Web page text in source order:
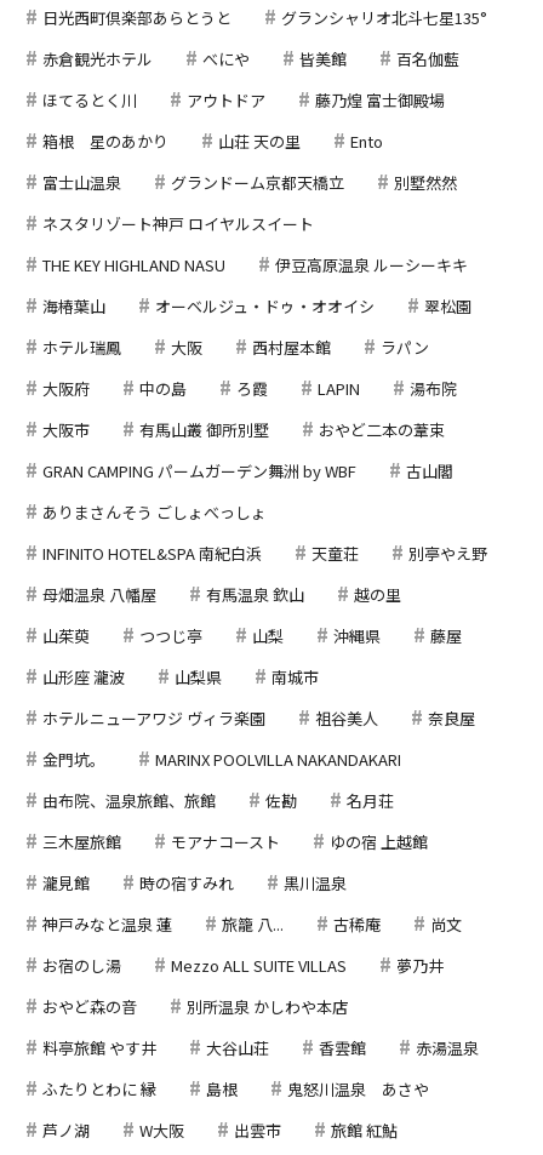
日光西町倶楽部あらとうと
グランシャリオ北斗七星135°
赤倉観光ホテル
べにや 皆美館
百名伽藍
ほてるとく川
アウトドア
藤乃煌 富士御殿場
箱根 星のあかり
山荘 天の里
Ento
富士山温泉
グランドーム京都天橋立
別墅然然
ネスタリゾート神戸 ロイヤルスイート
THE KEY HIGHLAND NASU
伊豆高原温泉 ルーシーキキ
海椿葉山
オーベルジュ・ドゥ・オオイシ
翠松園
ホテル瑞鳳
大阪 西村屋本館
ラパン
大阪府
中の島 ろ霞 LAPIN
湯布院
大阪市
有馬山叢 御所別墅
おやど二本の葦束
GRAN CAMPING パームガーデン舞洲 by WBF
古山閣
ありまさんそう ごしょべっしょ
INFINITO HOTEL&SPA 南紀白浜
天童荘
別亭やえ野
母畑温泉 八幡屋
有馬温泉 欽山
越の里
山茱萸
つつじ亭 山梨 沖縄県
藤屋
山形座 瀧波
山梨県
南城市
ホテルニューアワジ ヴィラ楽園
祖谷美人
奈良屋
金門坑。
MARINX POOLVILLA NAKANDAKARI
由布院、温泉旅館、旅館
佐勘
名月荘
三木屋旅館
モアナコースト
ゆの宿 上越館
瀧見館
時の宿すみれ
黒川温泉
神戸みなと温泉 蓮
旅籠 八... 古稀庵
尚文
お宿のし湯
Mezzo ALL SUITE VILLAS
夢乃井
おやど森の音
別所温泉 かしわや本店
料亭旅館 やす井
大谷山荘 香雲館
赤湯温泉
ふたりとわに 縁
島根
鬼怒川温泉 あさや
芦ノ湖
W大阪 出雲市
旅館 紅鮎